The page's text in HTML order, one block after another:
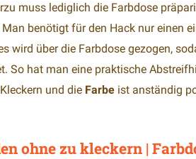
muss lediglich die Farbdose
Man benötigt für den Hack nur einen
wird über die Farbdose gezogen,
So hat man eine praktische
und die Farbe ist anständig
ohne zu kleckern |